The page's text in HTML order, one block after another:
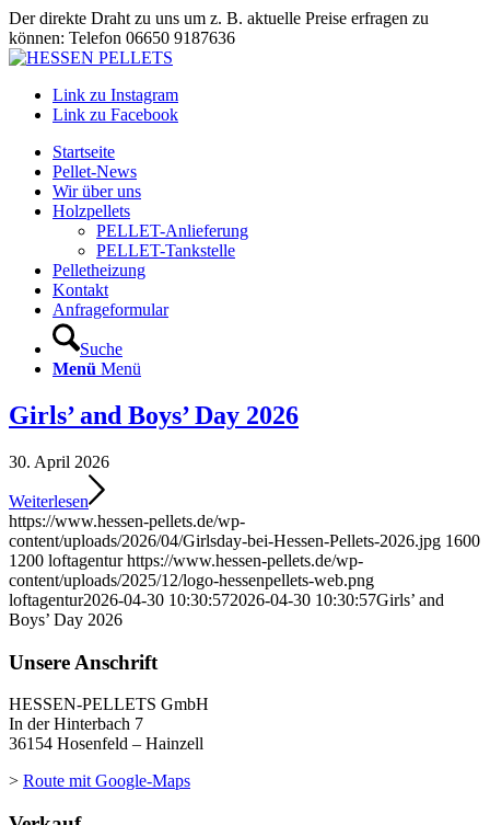
Der direkte Draht zu uns um z. B. aktuelle Preise erfragen zu
können: Telefon 06650 9187636
Link zu Instagram
Link zu Facebook
Startseite
Pellet-News
Wir über uns
Holzpellets
PELLET-Anlieferung
PELLET-Tankstelle
Pelletheizung
Kontakt
Anfrageformular
Suche
Menü Menü
Girls’ and Boys’ Day 2026
30. April 2026
Weiterlesen
https://www.hessen-pellets.de/wp-
content/uploads/2026/04/Girlsday-bei-Hessen-Pellets-2026.jpg 1600
1200 loftagentur https://www.hessen-pellets.de/wp-
content/uploads/2025/12/logo-hessenpellets-web.png
loftagentur2026-04-30 10:30:572026-04-30 10:30:57Girls’ and
Boys’ Day 2026
Unsere Anschrift
HESSEN-PELLETS GmbH
In der Hinterbach 7
36154 Hosenfeld – Hainzell
> Route mit Google-Maps